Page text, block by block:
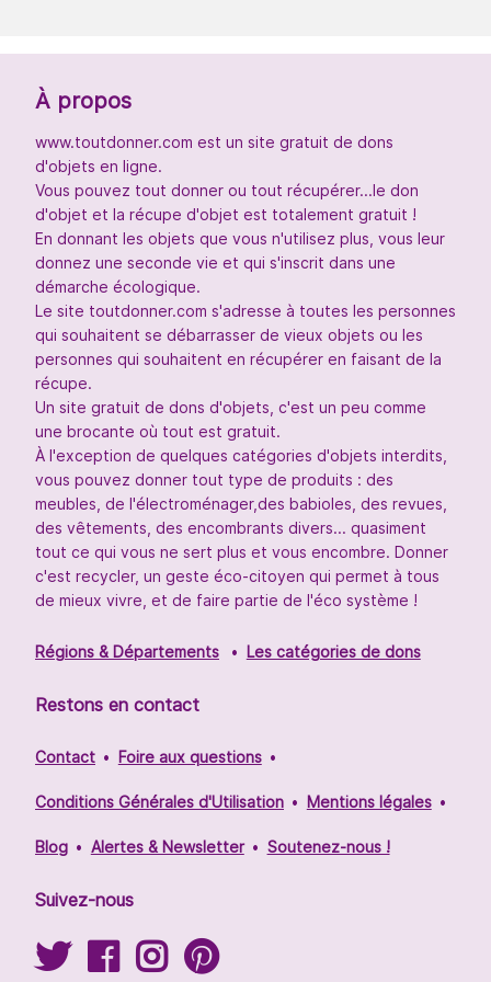
À propos
www.toutdonner.com est un site gratuit de dons
d'objets en ligne.
Vous pouvez tout donner ou tout récupérer...le don
d'objet et la récupe d'objet est totalement gratuit !
En donnant les objets que vous n'utilisez plus, vous leur
donnez une seconde vie et qui s'inscrit dans une
démarche écologique.
Le site toutdonner.com s'adresse à toutes les personnes
qui souhaitent se débarrasser de vieux objets ou les
personnes qui souhaitent en récupérer en faisant de la
récupe.
Un site gratuit de dons d'objets, c'est un peu comme
une brocante où tout est gratuit.
À l'exception de quelques catégories d'objets interdits,
vous pouvez donner tout type de produits : des
meubles, de l'électroménager,des babioles, des revues,
des vêtements, des encombrants divers... quasiment
tout ce qui vous ne sert plus et vous encombre. Donner
c'est recycler, un geste éco-citoyen qui permet à tous
de mieux vivre, et de faire partie de l'éco système !
Régions & Départements Les catégories de dons
Restons en contact
Contact Foire aux questions
Conditions Générales d'Utilisation Mentions légales
Blog Alertes & Newsletter Soutenez-nous !
Suivez-nous